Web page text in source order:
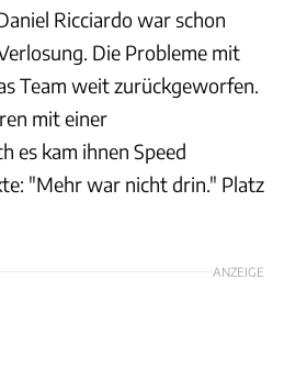
Ricciardo war schon
Die Probleme mit
Team weit zurückgeworfen.
mit einer
es kam ihnen Speed
"Mehr war nicht drin." Platz
ANZEIGE